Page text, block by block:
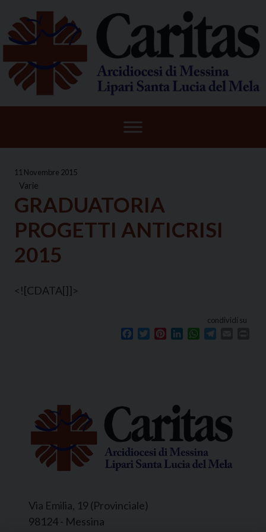
content
11 Novembre 2015
Varie
GRADUATORIA
PROGETTI ANTICRISI
2015
<![CDATA[]]>
condividi su
Facebook
TwitterPinterestLinkedInWhatsApp
Via Emilia, 19 (Provinciale)
98124 - Messina